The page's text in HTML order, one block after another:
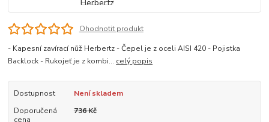
Ohodnotit produkt
- Kapesní zavírací nůž Herbertz - Čepel je z oceli AISI 420 - Pojistka
Backlock - Rukojeť je z kombi... celý popis
Dostupnost
Není skladem
Doporučená
cena
736 Kč